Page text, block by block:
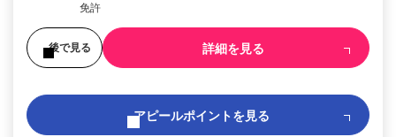
免許
後で見る 詳細を見る
アピールポイントを見る